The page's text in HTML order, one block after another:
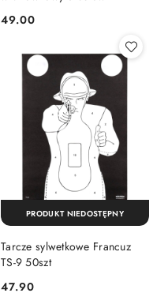
Cena:
49.00
Tarcze sylwetkowe Francuz
TS-9 50szt
47.90
PRODUKT NIEDOSTĘPNY